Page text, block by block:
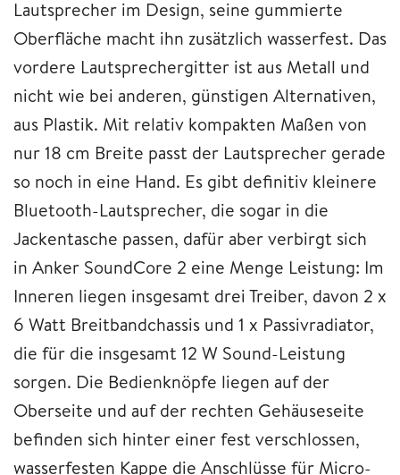
Lautsprecher im Design, seine gummierte
Oberfläche macht ihn zusätzlich wasserfest. Das
vordere Lautsprechergitter ist aus Metall und
nicht wie bei anderen, günstigen Alternativen,
aus Plastik. Mit relativ kompakten Maßen von
nur 18 cm Breite passt der Lautsprecher gerade
so noch in eine Hand. Es gibt definitiv kleinere
Bluetooth-Lautsprecher, die sogar in die
Jackentasche passen, dafür aber verbirgt sich
in Anker SoundCore 2 eine Menge Leistung: Im
Inneren liegen insgesamt drei Treiber, davon 2 x
6 Watt Breitbandchassis und 1 x Passivradiator,
die für die insgesamt 12 W Sound-Leistung
sorgen. Die Bedienknöpfe liegen auf der
Oberseite und auf der rechten Gehäuseseite
befinden sich hinter einer fest verschlossen,
wasserfesten Kappe die Anschlüsse für Micro-